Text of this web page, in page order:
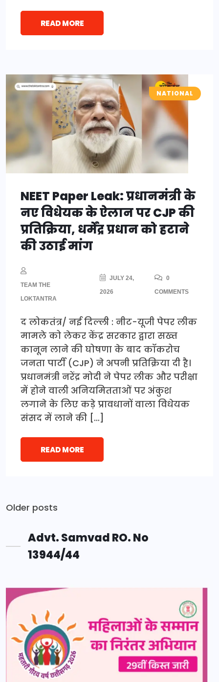
READ MORE
NATIONAL
NEET Paper Leak: प्रधानमंत्री के
नए विधेयक के ऐलान पर CJP की
प्रतिक्रिया, धर्मेंद्र प्रधान को हटाने
की उठाई मांग
TEAM THE
LOKTANTRA
JULY 24,
2026
0
COMMENTS
द लोकतंत्र/ नई दिल्ली : नीट-यूजी पेपर लीक
मामले को लेकर केंद्र सरकार द्वारा सख्त
कानून लाने की घोषणा के बाद कॉकरोच
जनता पार्टी (CJP) ने अपनी प्रतिक्रिया दी है।
प्रधानमंत्री नरेंद्र मोदी ने पेपर लीक और परीक्षा
में होने वाली अनियमितताओं पर अंकुश
लगाने के लिए कड़े प्रावधानों वाला विधेयक
संसद में लाने की […]
READ MORE
Posts
Older posts
Advt. Samvad RO. No
13944/44